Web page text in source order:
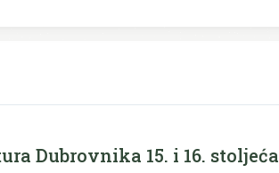
Dubrovnika 15. i 16. stoljeća